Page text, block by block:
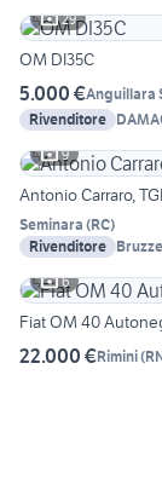
29
OM DI35C
5.000 €Anguillara
Rivenditore
9
Antonio Carraro,
Seminara (RC)
Rivenditore
6
Fiat OM 40
22.000 €Rimini(